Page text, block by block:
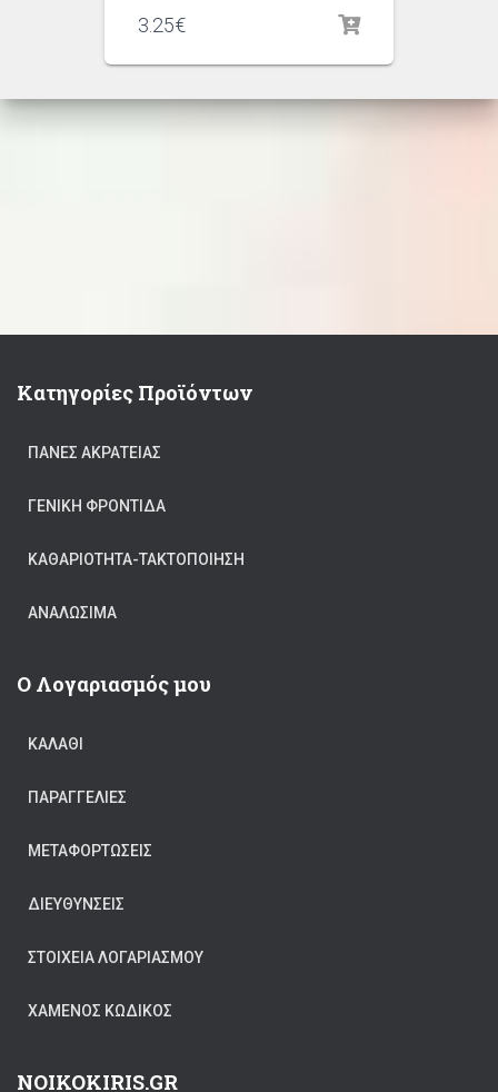
3.25€
Κατηγορίες Προϊόντων
ΠΆΝΕΣ ΑΚΡΆΤΕΙΑΣ
ΓΕΝΙΚΉ ΦΡΟΝΤΊΔΑ
ΚΑΘΑΡΙΟΤΗΤΑ-ΤΑΚΤΟΠΟΙΗΣΗ
ΑΝΑΛΏΣΙΜΑ
Ο Λογαριασμός μου
ΚΑΛΆΘΙ
ΠΑΡΑΓΓΕΛΊΕΣ
ΜΕΤΑΦΟΡΤΏΣΕΙΣ
ΔΙΕΥΘΎΝΣΕΙΣ
ΣΤΟΙΧΕΊΑ ΛΟΓΑΡΙΑΣΜΟΎ
ΧΑΜΈΝΟΣ ΚΩΔΙΚΌΣ
NOIKOKIRIS.GR